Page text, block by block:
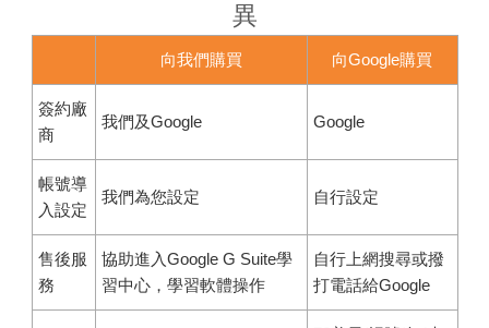
異
向我們購買 向Google購買
簽約廠
商
我們及Google Google
帳號導
入設定
我們為您設定 自行設定
售後服
務
協助進入Google G Suite學
習中心，學習軟體操作
自行上網搜尋或撥
打電話給Google